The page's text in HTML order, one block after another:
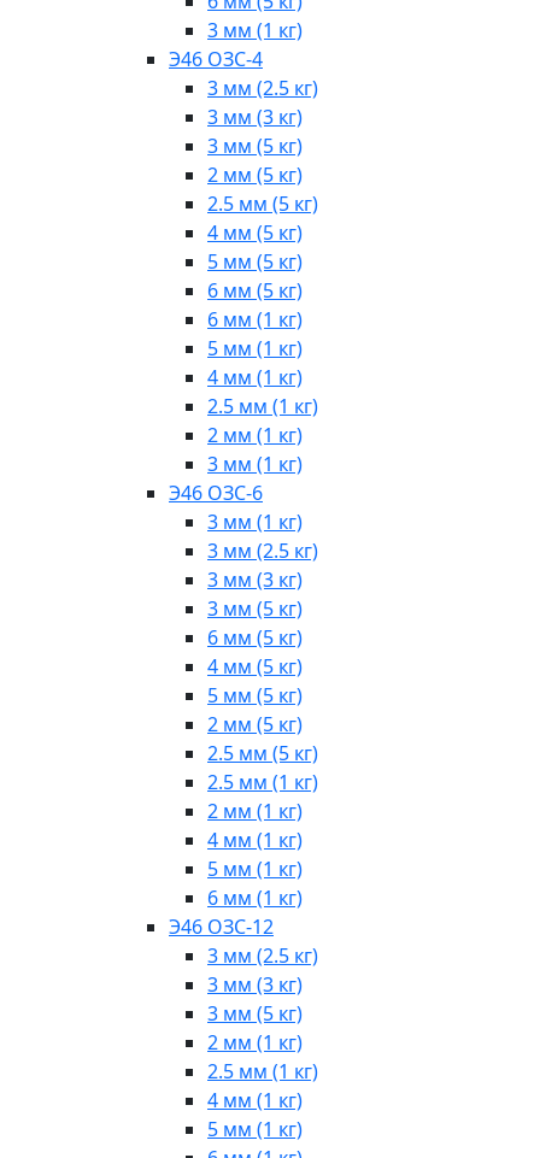
3 мм (1 кг)
Э46 ОЗС-4
3 мм (2.5 кг)
3 мм (3 кг)
3 мм (5 кг)
2 мм (5 кг)
2.5 мм (5 кг)
4 мм (5 кг)
5 мм (5 кг)
6 мм (5 кг)
6 мм (1 кг)
5 мм (1 кг)
4 мм (1 кг)
2.5 мм (1 кг)
2 мм (1 кг)
3 мм (1 кг)
Э46 ОЗС-6
3 мм (1 кг)
3 мм (2.5 кг)
3 мм (3 кг)
3 мм (5 кг)
6 мм (5 кг)
4 мм (5 кг)
5 мм (5 кг)
2 мм (5 кг)
2.5 мм (5 кг)
2.5 мм (1 кг)
2 мм (1 кг)
4 мм (1 кг)
5 мм (1 кг)
6 мм (1 кг)
Э46 ОЗС-12
3 мм (2.5 кг)
3 мм (3 кг)
3 мм (5 кг)
2 мм (1 кг)
2.5 мм (1 кг)
4 мм (1 кг)
5 мм (1 кг)